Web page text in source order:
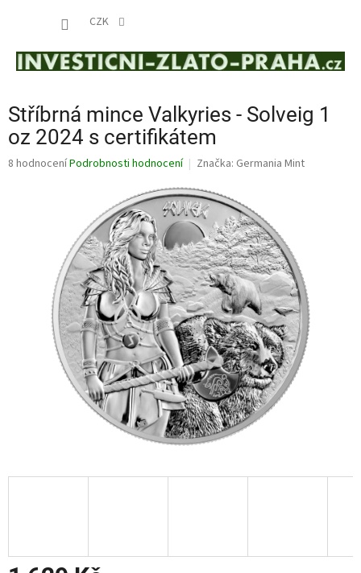
CZK
Stříbrná mince Valkyries - Solveig 1
oz 2024 s certifikátem
Průměrné
hvězdiček.
8 hodnoceníPodrobnosti hodnocení Značka: Germania Mint